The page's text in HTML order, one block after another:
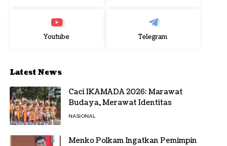
Youtube Telegram
Latest News
Caci IKAMADA 2026: Marawat
Budaya, Merawat Identitas
NASIONAL
Menko Polkam Ingatkan Pemimpin